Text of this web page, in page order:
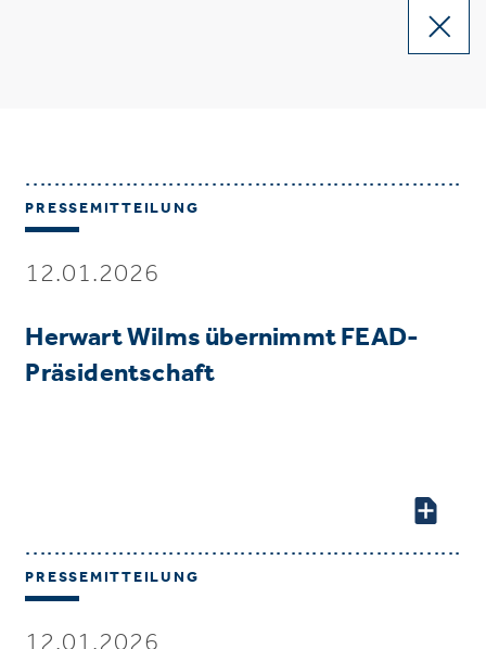
PRESSEMITTEILUNG
12.01.2026
Herwart Wilms übernimmt FEAD-
Präsidentschaft
PRESSEMITTEILUNG
12.01.2026